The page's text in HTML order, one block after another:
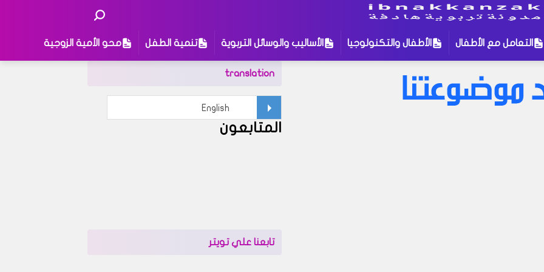
التعامل مع الأطفال الأطفال والتكنولوجيا الأساليب والوسائل التربوية تنمية الطفل محو الأمية الزوجية
للبحث:
translation
المتابعون
تابعنا علي تويتر